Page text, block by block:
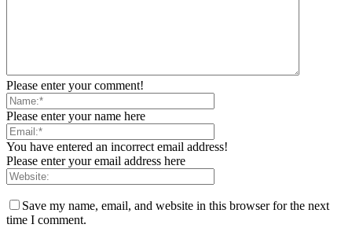
Please enter your comment!
Please enter your name here
You have entered an incorrect email address!
Please enter your email address here
Save my name, email, and website in this browser for the next
time I comment.